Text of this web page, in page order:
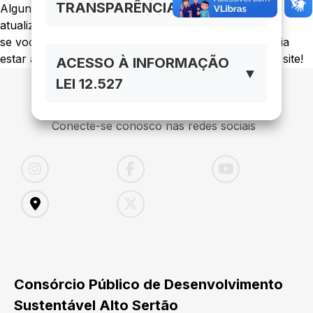
TRANSPARÊNCIA LC 131/01
ACESSO À INFORMAÇÃO
LEI 12.527
▼
Alguns artigos ou links podem ter sido retirados ou
atualizados.
se você tem certeza que o conteúdo solicitado deveria
estar aqui, entre em contato com o administrador do site!
Conecte-se conosco nas redes sociais
Consórcio Público de Desenvolvimento
Sustentável Alto Sertão